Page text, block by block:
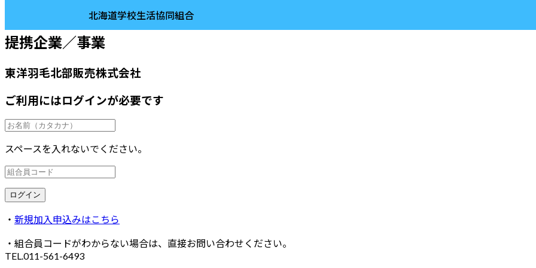
北海道学校生活協同組合
提携企業／事業>家具・カーテン・寝具
提携企業／事業
東洋羽毛北部販売株式会社
ご利用にはログインが必要です
スペースを入れないでください。
・ 新規加入申込みはこちら
・組合員コードがわからない場合は、直接お問い合わせください。
TEL.011-561-6493